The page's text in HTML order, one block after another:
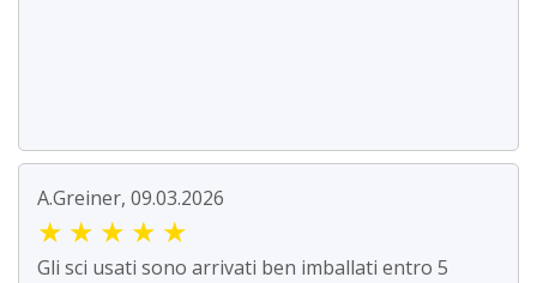
A.Greiner, 09.03.2026
★ ★ ★ ★ ★
Gli sci usati sono arrivati ben imballati entro 5